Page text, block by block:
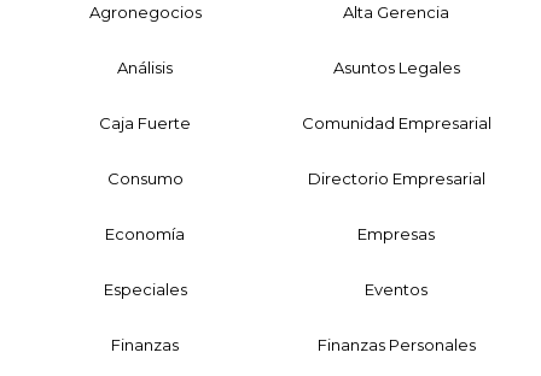
Agronegocios Alta Gerencia
Análisis Asuntos Legales
Caja Fuerte Comunidad Empresarial
Consumo Directorio Empresarial
Economía Empresas
Especiales Eventos
Finanzas Finanzas Personales